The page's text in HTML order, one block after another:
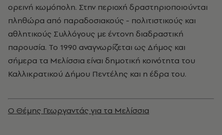
ορεινή κωμόπολη. Στην περιοχή δραστηριοποιούνται
πληθώρα από παραδοσιακούς - πολιτιστικούς και
αθλητικούς Συλλόγους με έντονη διαδραστική
παρουσία. Το 1990 αναγνωρίζεται ως Δήμος και
σήμερα τα Μελίσσια είναι δημοτική κοινότητα του
Καλλικρατικού Δήμου Πεντέλης και η έδρα του.
Ο Θέμης Γεωργαντάς για τα Μελίσσια